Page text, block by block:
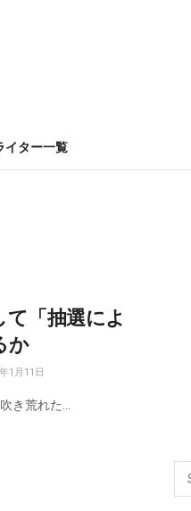
イター一覧
て「抽選によ
か
1月11日
き荒れた...